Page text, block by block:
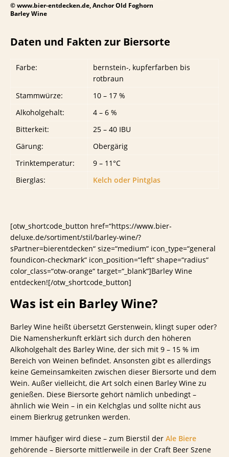
© www.bier-entdecken.de, Anchor Old Foghorn
Barley Wine
Daten und Fakten zur Biersorte
Farbe:
bernstein-, kupferfarben bis
rotbraun
Stammwürze:
10 – 17 %
Alkoholgehalt:
4 – 6 %
Bitterkeit:
25 – 40 IBU
Gärung:
Obergärig
Trinktemperatur:
9 – 11°C
Bierglas:
Kelch oder Pintglas
[otw_shortcode_button href=“https://www.bier-
deluxe.de/sortiment/stil/barley-wine/?
sPartner=bierentdecken“ size=“medium“ icon_type=“general
foundicon-checkmark“ icon_position=“left“ shape=“radius“
color_class=“otw-orange“ target=“_blank“]Barley Wine
entdecken![/otw_shortcode_button]
Was ist ein Barley Wine?
Barley Wine heißt übersetzt Gerstenwein, klingt super oder?
Die Namensherkunft erklärt sich durch den höheren
Alkoholgehalt des Barley Wine, der sich mit 9 – 15 % im
Bereich von Weinen befindet. Ansonsten gibt es allerdings
keine Gemeinsamkeiten zwischen dieser Biersorte und dem
Wein. Außer vielleicht, die Art solch einen Barley Wine zu
genießen. Diese Biersorte gehört nämlich unbedingt –
ähnlich wie Wein – in ein Kelchglas und sollte nicht aus
einem Bierkrug getrunken werden.
Immer häufiger wird diese – zum Bierstil der Ale Biere
gehörende – Biersorte mittlerweile in der Craft Beer Szene